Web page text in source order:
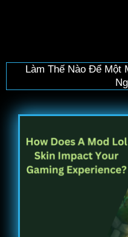
Làm Thế Nào Để Một